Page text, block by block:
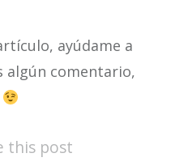
ayúdame a
comentario,
this post